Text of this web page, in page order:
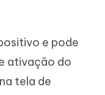
e pode
ativação do
tela de